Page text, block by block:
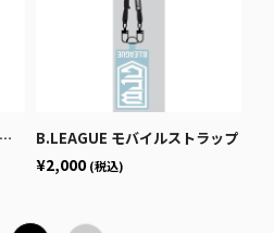
B.LEAGUE モバイルストラップ
¥2,000 (税込)